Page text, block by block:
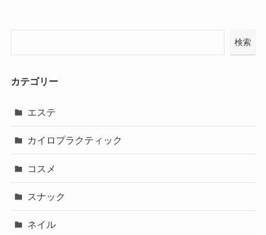
検索
カテゴリー
エステ
カイロプラクティック
コスメ
スナック
ネイル